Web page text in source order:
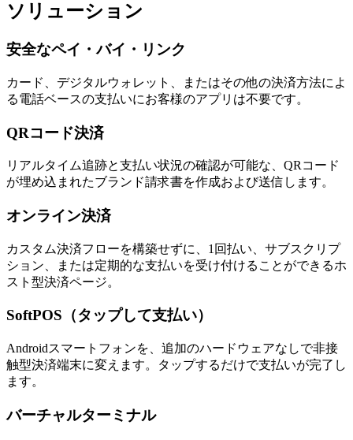
ライブプレビュー請求
ソリューション
安全なペイ・バイ・リンク
カード、デジタルウォレット、またはその他の決済方法によ
る電話ベースの支払いにお客様のアプリは不要です。
QRコード決済
リアルタイム追跡と支払い状況の確認が可能な、QRコード
が埋め込まれたブランド請求書を作成および送信します。
オンライン決済
カスタム決済フローを構築せずに、1回払い、サブスクリプ
ション、または定期的な支払いを受け付けることができるホ
スト型決済ページ。
SoftPOS（タップして支払い）
Androidスマートフォンを、追加のハードウェアなしで非接
触型決済端末に変えます。タップするだけで支払いが完了し
ます。
バーチャルターミナル